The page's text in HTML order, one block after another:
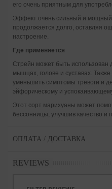
его очень приятным для
Эффект очень сильный и
продолжается долго, оставляя
настроение.
Где применяется
Стрейн может быть использован
мышцах, голове и суставах.
уменьшить симптомы тревоги и
эйфорическому и
Этот сорт марихуаны может
бессонницы, улучшив качество и
ОПЛАТА / ДОСТАВКА
REVIEWS